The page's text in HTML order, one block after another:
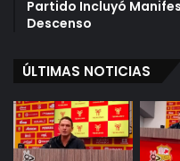
Partido Incluyó
Descenso
ÚLTIMAS NOTICIAS